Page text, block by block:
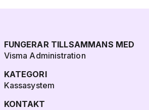
FUNGERAR TILLSAMMANS MED
Visma Administration
KATEGORI
Kassasystem
KONTAKT